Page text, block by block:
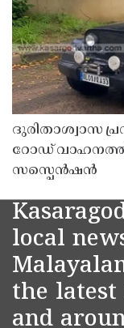
ദുരിതാശ്വാസ
റോഡ്
സസ്പെൻഷൻ
local
the
and